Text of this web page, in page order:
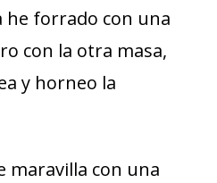
he forrado con una
con la otra masa,
y horneo la
maravilla con una